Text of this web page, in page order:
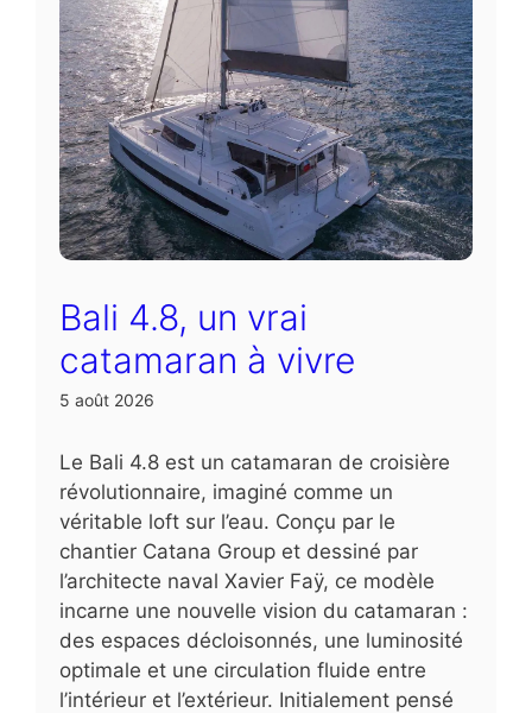
Bali 4.8, un vrai
catamaran à vivre
5 août 2026
Le Bali 4.8 est un catamaran de croisière
révolutionnaire, imaginé comme un
véritable loft sur l’eau. Conçu par le
chantier Catana Group et dessiné par
l’architecte naval Xavier Faÿ, ce modèle
incarne une nouvelle vision du catamaran :
des espaces décloisonnés, une luminosité
optimale et une circulation fluide entre
l’intérieur et l’extérieur. Initialement pensé